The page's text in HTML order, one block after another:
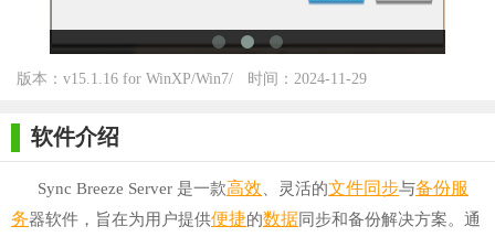
版本：v15.1.16 for WinXP/Win7/
时间：2024-11-29
软件介绍
Sync Breeze Server 是一款高效 、灵活的文件同步与备份服
务器软件，旨在为用户提供便捷的数据同步和备份解决方案。通